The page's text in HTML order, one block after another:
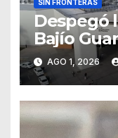
SIN FRONTERAS
Despegó
Bajío
su
nacional
AGO 1, 2026